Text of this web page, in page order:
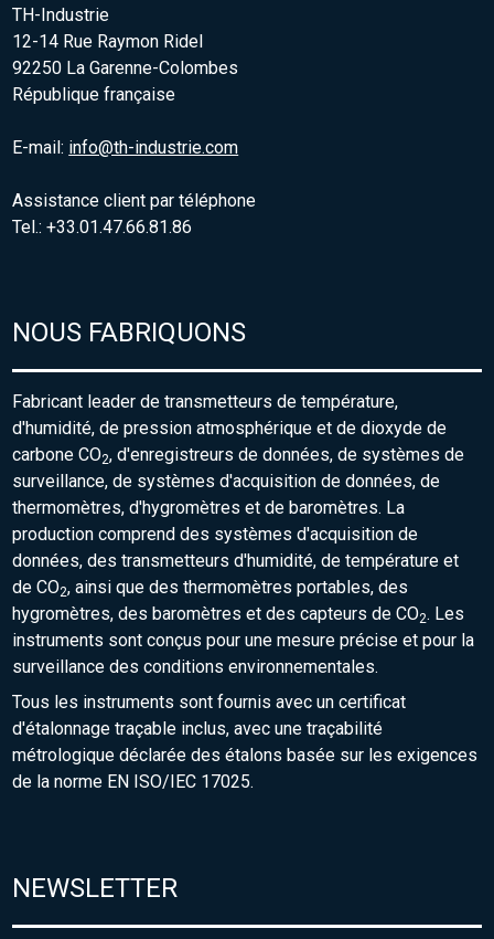
TH-Industrie
12-14 Rue Raymon Ridel
92250 La Garenne-Colombes
République française
E-mail: info@th-industrie.com
Assistance client par téléphone
Tel.: +33.01.47.66.81.86
NOUS FABRIQUONS
Fabricant leader de transmetteurs de température,
d'humidité, de pression atmosphérique et de dioxyde de
carbone CO2, d'enregistreurs de données, de systèmes de
surveillance, de systèmes d'acquisition de données, de
thermomètres, d'hygromètres et de baromètres. La
production comprend des systèmes d'acquisition de
données, des transmetteurs d'humidité, de température et
de CO2, ainsi que des thermomètres portables, des
hygromètres, des baromètres et des capteurs de CO2. Les
instruments sont conçus pour une mesure précise et pour la
surveillance des conditions environnementales.
Tous les instruments sont fournis avec un certificat
d'étalonnage traçable inclus, avec une traçabilité
métrologique déclarée des étalons basée sur les exigences
de la norme EN ISO/IEC 17025.
NEWSLETTER